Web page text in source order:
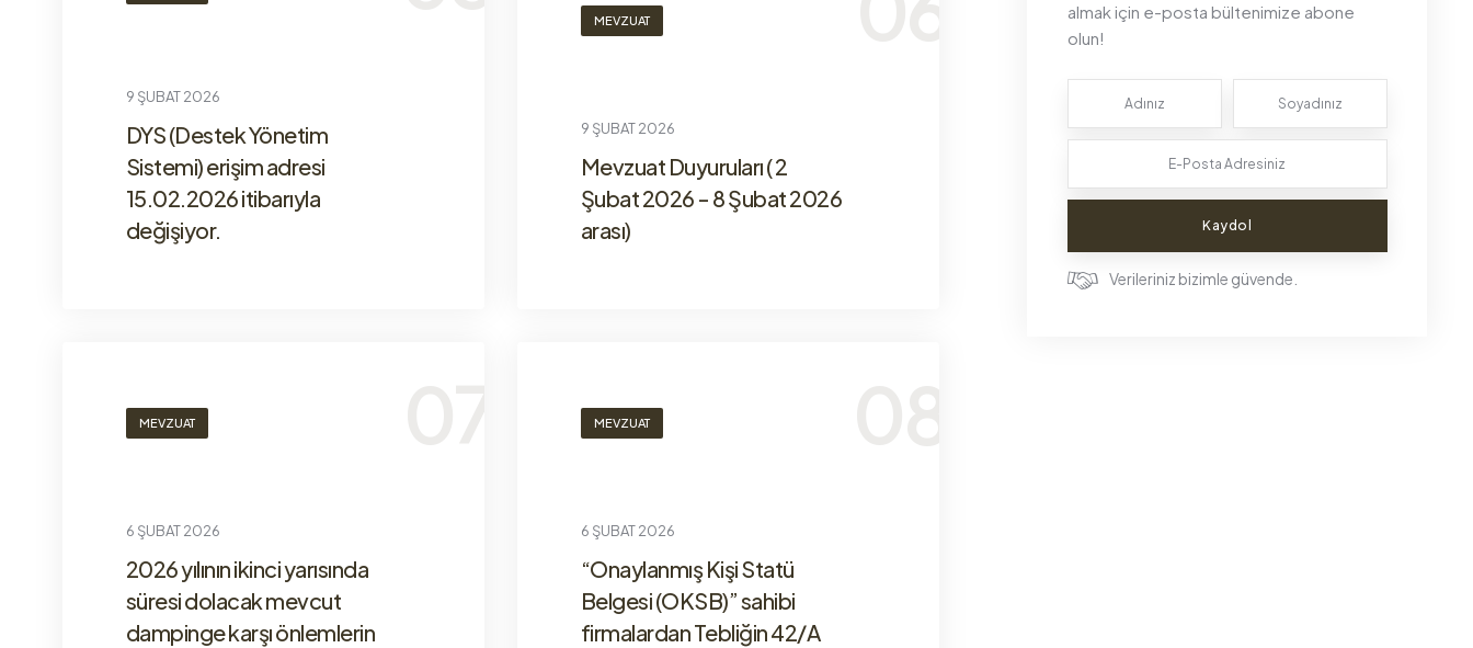
9 ŞUBAT 2026
DYS (Destek Yönetim
Sistemi) erişim adresi
15.02.2026 itibarıyla
değişiyor.
MEVZUAT
9 ŞUBAT 2026
Mevzuat Duyuruları ( 2
Şubat 2026 - 8 Şubat 2026
arası)
MEVZUAT
6 ŞUBAT 2026
2026 yılının ikinci yarısında
süresi dolacak mevcut
dampinge karşı önlemlerin
MEVZUAT
6 ŞUBAT 2026
“Onaylanmış Kişi Statü
Belgesi (OKSB)” sahibi
firmalardan Tebliğin 42/A
almak için e-posta bültenimize abone
olun!
Kaydol
Verileriniz bizimle güvende.